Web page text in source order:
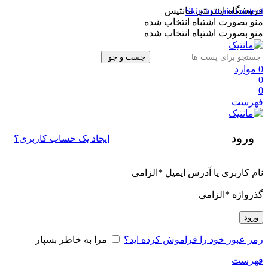
Skip to main content
فروشگاه اینترنتی مانتیس
منو بصورت اشتباه انتخاب شده
منو بصورت اشتباه انتخاب شده
جست و جو
0 موارد
0
0
فهرست
ورود ایجاد یک حساب کاربری؟
نام کاربری یا آدرس ایمیل * الزامی
گذرواژه * الزامی
ورود
رمز عبور خود را فراموش کرده اید؟ مرا به خاطر بسپار
فهرست